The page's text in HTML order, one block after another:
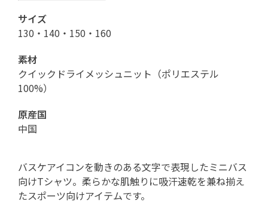
サイズ
130・140・150・160
素材
クイックドライメッシュニット（ポリエステル
100%）
原産国
中国
バスケアイコンを動きのある文字で表現したミニバス
向けTシャツ。柔らかな肌触りに吸汗速乾を兼ね揃え
たスポーツ向けアイテムです。